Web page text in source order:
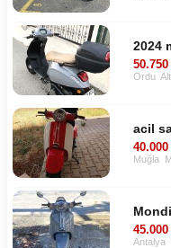
2024
50.750
Ordu
acil
40.000
Muğla
45.000
Antalya